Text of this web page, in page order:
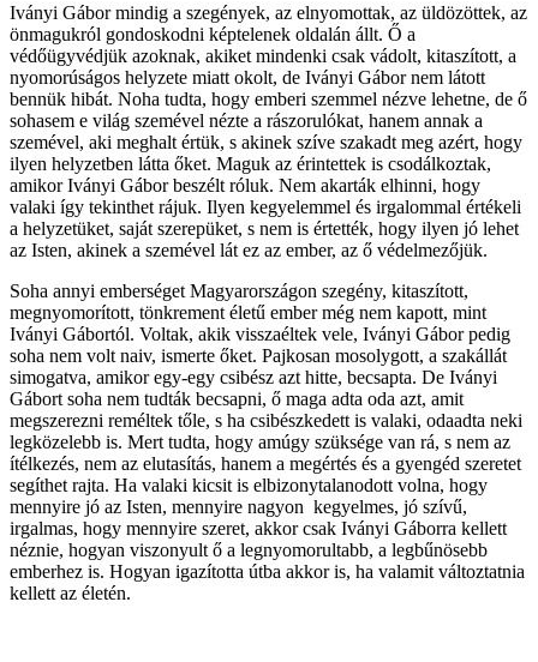
Iványi Gábor mindig a szegények, az elnyomottak, az üldözöttek, az
önmagukról gondoskodni képtelenek oldalán állt. Ő a
védőügyvédjük azoknak, akiket mindenki csak vádolt, kitaszított, a
nyomorúságos helyzete miatt okolt, de Iványi Gábor nem látott
bennük hibát. Noha tudta, hogy emberi szemmel nézve lehetne, de ő
sohasem e világ szemével nézte a rászorulókat, hanem annak a
szemével, aki meghalt értük, s akinek szíve szakadt meg azért, hogy
ilyen helyzetben látta őket. Maguk az érintettek is csodálkoztak,
amikor Iványi Gábor beszélt róluk. Nem akarták elhinni, hogy
valaki így tekinthet rájuk. Ilyen kegyelemmel és irgalommal értékeli
a helyzetüket, saját szerepüket, s nem is értették, hogy ilyen jó lehet
az Isten, akinek a szemével lát ez az ember, az ő védelmezőjük.
Soha annyi emberséget Magyarországon szegény, kitaszított,
megnyomorított, tönkrement életű ember még nem kapott, mint
Iványi Gábortól. Voltak, akik visszaéltek vele, Iványi Gábor pedig
soha nem volt naiv, ismerte őket. Pajkosan mosolygott, a szakállát
simogatva, amikor egy-egy csibész azt hitte, becsapta. De Iványi
Gábort soha nem tudták becsapni, ő maga adta oda azt, amit
megszerezni reméltek tőle, s ha csibészkedett is valaki, odaadta neki
legközelebb is. Mert tudta, hogy amúgy szüksége van rá, s nem az
ítélkezés, nem az elutasítás, hanem a megértés és a gyengéd szeretet
segíthet rajta. Ha valaki kicsit is elbizonytalanodott volna, hogy
mennyire jó az Isten, mennyire nagyon kegyelmes, jó szívű,
irgalmas, hogy mennyire szeret, akkor csak Iványi Gáborra kellett
néznie, hogyan viszonyult ő a legnyomorultabb, a legbűnösebb
emberhez is. Hogyan igazította útba akkor is, ha valamit változtatnia
kellett az életén.